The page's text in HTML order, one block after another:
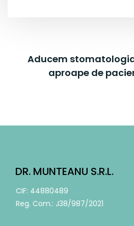
Aducem
aproape de
DR. MUNTEANU S.R.L.
CIF: 44880489
Reg. Com.: J38/987/2021